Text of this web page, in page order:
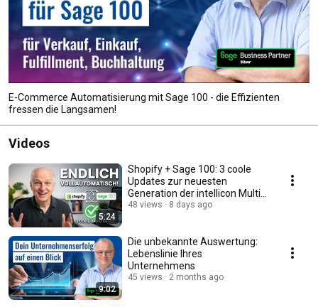
E-Commerce Automatisierung mit Sage 100 - die Effizienten
fressen die Langsamen!
Videos
5:24
Shopify + Sage 100: 3 coole
Updates zur neuesten
Generation der intellicon Multi-
Shop-Schnittstelle
48 views 8 days ago
9:02
Die unbekannte Auswertung:
Lebenslinie Ihres
Unternehmens
45 views 2 months ago